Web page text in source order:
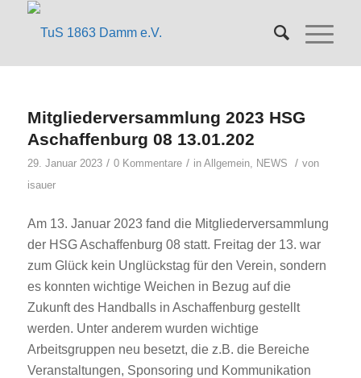
Mitgliederversammlung 2023 HSG
Aschaffenburg 08 13.01.202
29. Januar 2023 / 0 Kommentare / in Allgemein, NEWS / von
isauer
Am 13. Januar 2023 fand die Mitgliederversammlung
der HSG Aschaffenburg 08 statt. Freitag der 13. war
zum Glück kein Unglückstag für den Verein, sondern
es konnten wichtige Weichen in Bezug auf die
Zukunft des Handballs in Aschaffenburg gestellt
werden. Unter anderem wurden wichtige
Arbeitsgruppen neu besetzt, die z.B. die Bereiche
Veranstaltungen, Sponsoring und Kommunikation